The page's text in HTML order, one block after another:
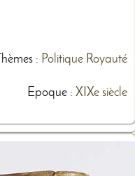
Thèmes: Politique Royauté
Epoque : XIXe siècle